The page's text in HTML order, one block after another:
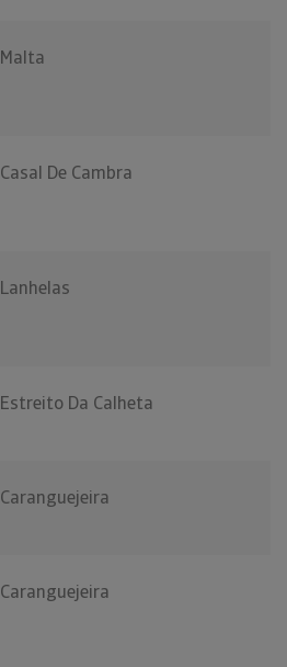
Malta
Casal De Cambra
Lanhelas
Estreito Da Calheta
Caranguejeira
Caranguejeira